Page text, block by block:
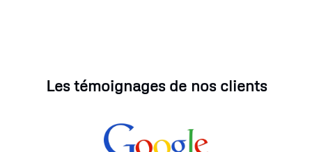
Les témoignages de nos clients